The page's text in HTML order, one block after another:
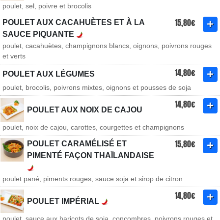
poulet, sel, poivre et brocolis
POULET AUX CACAHUÈTES ET À LA
SAUCE PIQUANTE
15,80€
poulet, cacahuètes, champignons blancs, oignons, poivrons rouges
et verts
POULET AUX LÉGUMES 14,80€
poulet, brocolis, poivrons mixtes, oignons et pousses de soja
POULET AUX NOIX DE CAJOU 14,80€
poulet, noix de cajou, carottes, courgettes et champignons
POULET CARAMÉLISÉ ET
PIMENTÉ FAÇON THAÏLANDAISE
15,80€
poulet pané, piments rouges, sauce soja et sirop de citron
POULET IMPÉRIAL 14,80€